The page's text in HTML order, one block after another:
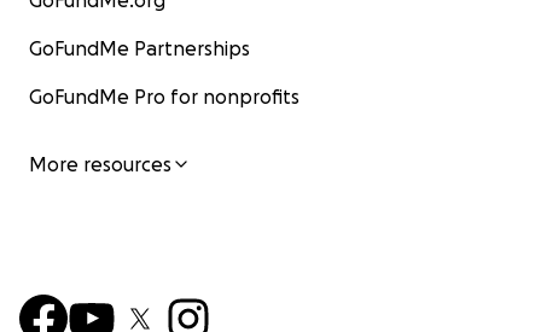
GoFundMe Partnerships
GoFundMe Pro for nonprofits
More resources